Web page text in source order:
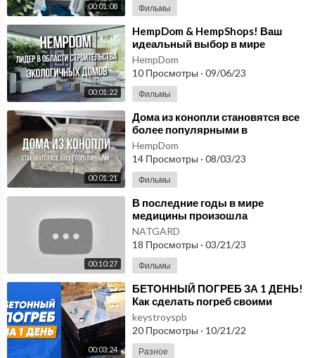
00:01:08 Фильмы
00:01:22
⁣HempDom & HempShops! Ваш
идеальный выбор в мире
конопли!
HempDom
10 Просмотры · 09/06/23
Фильмы
00:01:21
⁣Дома из конопли становятся все
более популярными в
современном мире благодаря их
экологичности!
HempDom
14 Просмотры · 08/03/23
Фильмы
00:10:27
⁣В последние годы в мире
медицины произошла
революция благодаря
инновационным технологиям.
Микросферы
NATGARD
18 Просмотры · 03/21/23
Фильмы
00:03:24
⁣БЕТОННЫЙ ПОГРЕБ ЗА 1 ДЕНЬ!
Как сделать погреб своими
руками?
keystroyspb
20 Просмотры · 10/21/22
Разное